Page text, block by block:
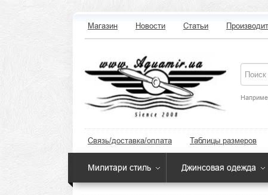
Магазин Новости Статьи
Связь/доставка/оплата Таблицы размеров
Милитари стиль Джинсовая одежда